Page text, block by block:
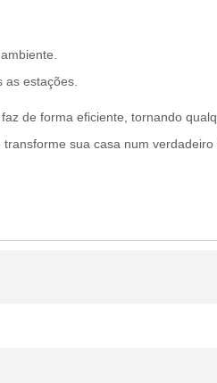
estações.
de forma eficiente, tornando
sua casa num